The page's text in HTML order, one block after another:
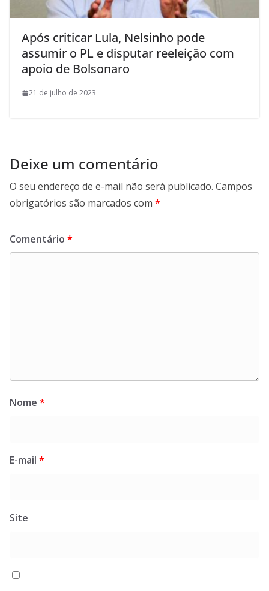
Após criticar Lula, Nelsinho pode
assumir o PL e disputar reeleição com
apoio de Bolsonaro
21 de julho de 2023
Deixe um comentário
O seu endereço de e-mail não será publicado. Campos
obrigatórios são marcados com *
Comentário *
Nome *
E-mail *
Site